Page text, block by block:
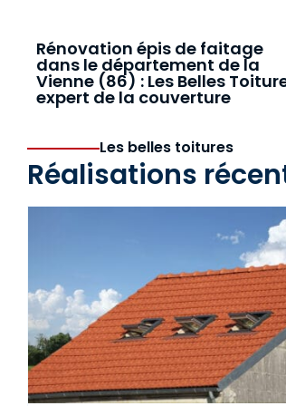
Rénovation épis de faitage
dans le département de la
Vienne (86) : Les Belles
expert de la couverture
Les belles toitures
Réalisations